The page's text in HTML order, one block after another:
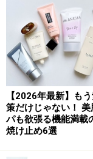
リキッドファン
につけずにテカ
にしましょう。
■ガイドオススメ
【2026年最新】も
策だけじゃない！ 美
パも欲張る機能満載
焼け止め6選